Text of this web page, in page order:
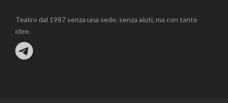
Teatro dal 1987 senza una sede, senza aiuti, ma con tante
idee.